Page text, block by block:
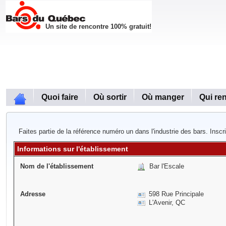
Un site de rencontre 100% gratuit!
Quoi faire Où sortir Où manger Qui
Faites partie de la référence numéro un dans l'industrie des bars.
Informations sur l'établissement
Nom de l'établissement Bar l'Escale
Adresse
598 Rue Principale
L'Avenir, QC